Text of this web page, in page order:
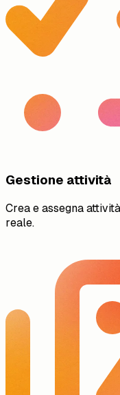
Gestione attività
Crea e assegna
reale.